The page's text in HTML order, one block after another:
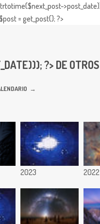
= get_post(); ?>
?> DE
2023 2022